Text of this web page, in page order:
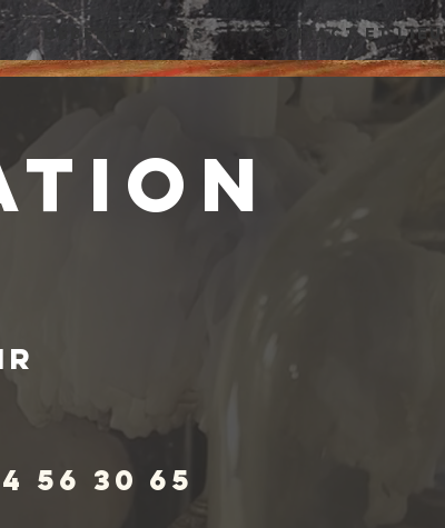
HEBERGEMENTS CONTACT ET LIEU
56 30 65